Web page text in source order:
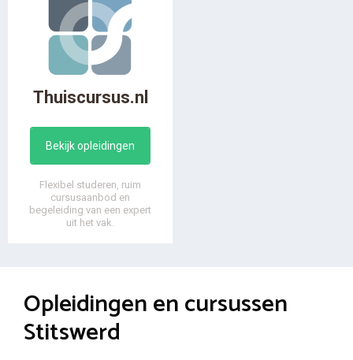
Thuiscursus.nl
Bekijk opleidingen
Flexibel studeren, ruim
cursusaanbod en
begeleiding van een expert
uit het vak.
Opleidingen en cursussen
Stitswerd